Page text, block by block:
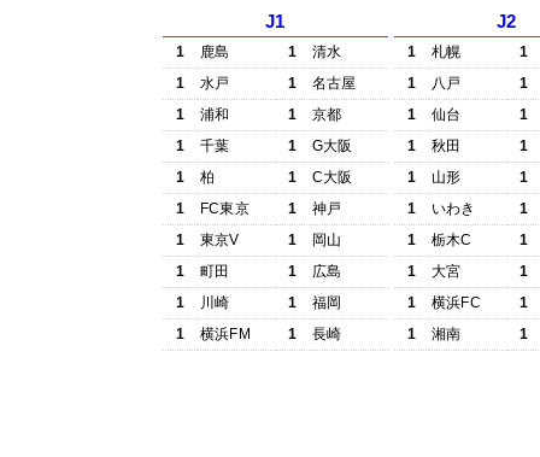
J1
1 鹿島 1
清水
1
水戸 1
名古屋
1
浦和 1
京都
1
千葉 1
G大阪
1
柏 1
C大阪
1
FC東京 1
神戸
1
東京V 1
岡山
1
町田 1
広島
1
川崎 1
福岡
1
横浜FM 1 長崎
J2
1 札幌
1
1
八戸
1
1
仙台
1
1
秋田
1
1
山形
1
1
いわき
1
1
栃木C
1
1
大宮
1
1
横浜FC
1
1
湘南 1